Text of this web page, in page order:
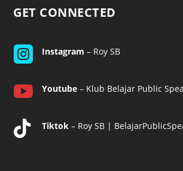
GET CONNECTED
 Instagram – Roy SB
 Youtube– Klub Belajar Public
 Tiktok– Roy SB |